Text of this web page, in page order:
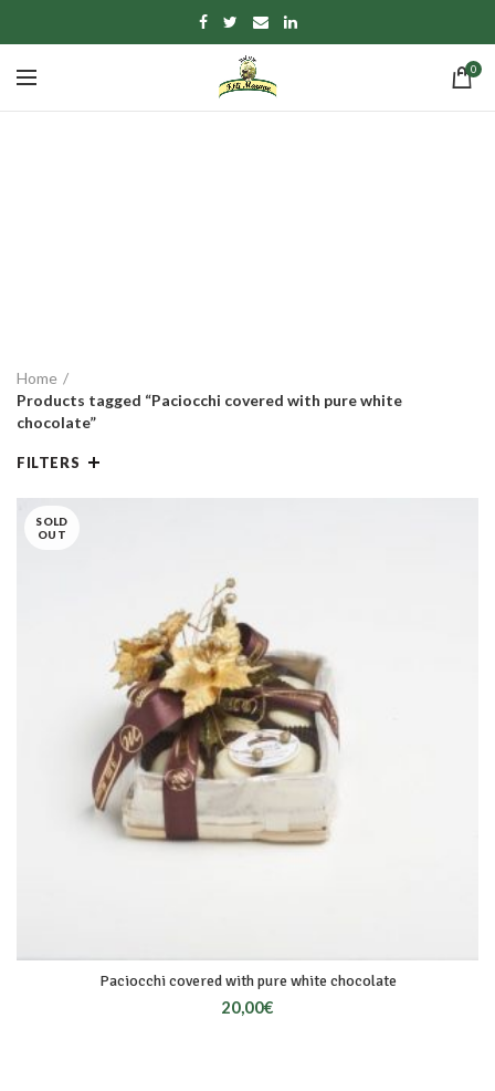
0
Home
Products tagged “Paciocchi covered with pure white
chocolate”
FILTERS
SOLD
OUT
Paciocchi covered with pure white chocolate
20,00€